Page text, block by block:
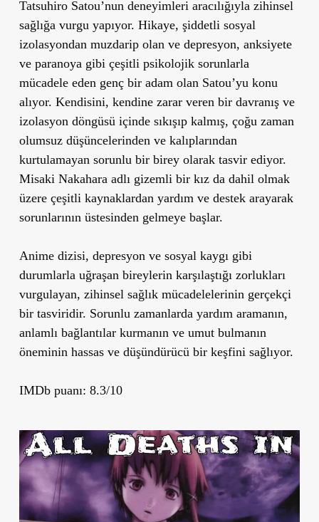
Tatsuhiro Satou’nun deneyimleri aracılığıyla zihinsel
sağlığa vurgu yapıyor. Hikaye, şiddetli sosyal
izolasyondan muzdarip olan ve depresyon, anksiyete
ve paranoya gibi çeşitli psikolojik sorunlarla
mücadele eden genç bir adam olan Satou’yu konu
alıyor. Kendisini, kendine zarar veren bir davranış ve
izolasyon döngüsü içinde sıkışıp kalmış, çoğu zaman
olumsuz düşüncelerinden ve kalıplarından
kurtulamayan sorunlu bir birey olarak tasvir ediyor.
Misaki Nakahara adlı gizemli bir kız da dahil olmak
üzere çeşitli kaynaklardan yardım ve destek arayarak
sorunlarının üstesinden gelmeye başlar.
Anime dizisi, depresyon ve sosyal kaygı gibi
durumlarla uğraşan bireylerin karşılaştığı zorlukları
vurgulayan, zihinsel sağlık mücadelelerinin gerçekçi
bir tasviridir. Sorunlu zamanlarda yardım aramanın,
anlamlı bağlantılar kurmanın ve umut bulmanın
öneminin hassas ve düşündürücü bir keşfini sağlıyor.
IMDb puanı: 8.3/10